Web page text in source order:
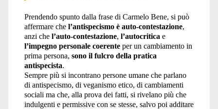
Prendendo spunto dalla frase di Carmelo Bene, si può
affermare che l’antispecismo è auto-contestazione,
anzi che l’auto-contestazione, l’autocritica e
l’impegno personale coerenteper un cambiamento in
prima persona, sono il fulcro della pratica
antispecista.
Sempre più si incontrano persone umane che parlano
di antispecismo, di veganismo etico, di cambiamenti
sociali ma che, alla prova dei fatti, si rivelano più che
indulgenti e permissive con se stesse, salvo poi additare